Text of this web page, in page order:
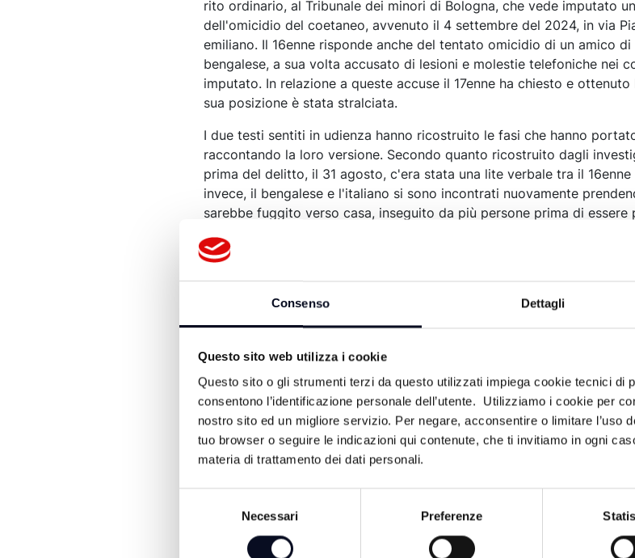
Consenso Dettagli
Questo sito web utilizza i cookie
Questo sito o gli strumenti terzi da questo utilizzati impiega cookie tecnici di
consentono l’identificazione personale dell’utente. Utilizziamo i cookie per
nostro sito ed un migliore servizio. Per negare, acconsentire o limitare l’uso
tuo browser o seguire le indicazioni qui contenute, che ti invitiamo in ogni
materia di trattamento dei dati personali.
Necessari Preferenze
rito ordinario, al Tribunale dei minori di Bologna, che vede imputato
dell'omicidio del coetaneo, avvenuto il 4 settembre del 2024, in via
emiliano. Il 16enne risponde anche del tentato omicidio di un amico di
bengalese, a sua volta accusato di lesioni e molestie telefoniche nei
imputato. In relazione a queste accuse il 17enne ha chiesto e
sua posizione è stata stralciata.
I due testi sentiti in udienza hanno ricostruito le fasi che hanno
raccontando la loro versione. Secondo quanto ricostruito dagli
prima del delitto, il 31 agosto, c'era stata una lite verbale tra il 16enne
invece, il bengalese e l'italiano si sono incontrati nuovamente
sarebbe fuggito verso casa, inseguito da più persone prima di essere
coltello, colpendo alla cieca per difendersi - secondo la sua versione -
"Oggi abbiamo iniziato a sentire i ragazzi che hanno una percezione
lì quella sera, ma non voglio entrare nel merito. Per quanto riguarda
mentre per un altro ragazzo ad un certo punto il collegio ha sospeso
altra udienza perché andrà sentito come testimone assistito, in
mio cliente, che lo aveva querelato e di conseguenza risulta indagato
In aula erano presenti come sempre i genitori di Fallou Sall,
Loredana Pastore. Il 23 luglio, nella prossima udienza, verrà ascoltato